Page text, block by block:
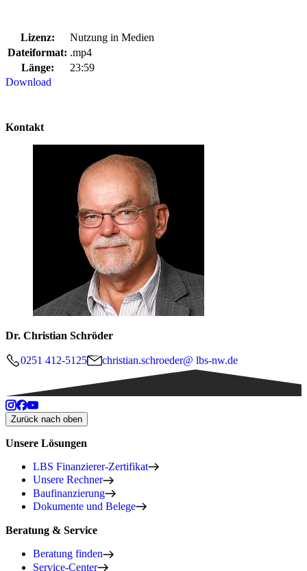
Lizenz:
Nutzung in Medien
Dateiformat: .mp4
Länge:
23:59
Download
Kontakt
Dr. Christian Schröder
0251 412-5125 christian.schroeder@ lbs-nw.de
Zurück nach oben
Unsere Lösungen
LBS Finanzierer-Zertifikat
Unsere Rechner
Baufinanzierung
Dokumente und Belege
Beratung & Service
Beratung finden
Service-Center